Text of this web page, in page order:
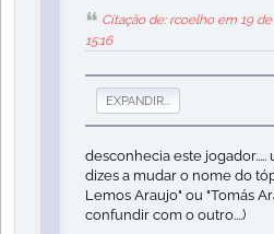
Citação de: rcoelho em 19
15:16
EXPANDIR...
desconhecia este
dizes a mudar o nome do
Lemos Araujo" ou "Tomás
confundir com o outro....)